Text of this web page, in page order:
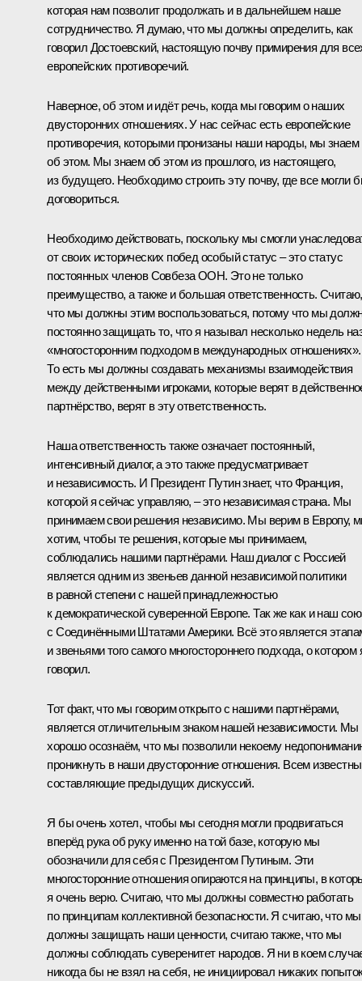
которая нам позволит продолжать и в дальнейшем наше
сотрудничество. Я думаю, что мы должны определить, как
говорил Достоевский, настоящую почву примирения для
европейских противоречий.
Наверное, об этом и идёт речь, когда мы говорим о наших
двусторонних отношениях. У нас сейчас есть европейские
противоречия, которыми пронизаны наши народы, мы знаем
об этом. Мы знаем об этом из прошлого, из настоящего,
из будущего. Необходимо строить эту почву, где все могли
договориться.
Необходимо действовать, поскольку мы смогли
от своих исторических побед особый статус – это статус
постоянных членов Совбеза ООН. Это не только
преимущество, а также и большая ответственность. Считаю,
что мы должны этим воспользоваться, потому что мы
постоянно защищать то, что я называл несколько недель
«многосторонним подходом в международных отношениях».
То есть мы должны создавать механизмы взаимодействия
между действенными игроками, которые верят в
партнёрство, верят в эту ответственность.
Наша ответственность также означает постоянный,
интенсивный диалог, а это также предусматривает
и независимость. И Президент Путин знает, что Франция,
которой я сейчас управляю, – это независимая страна. Мы
принимаем свои решения независимо. Мы верим в Европу,
хотим, чтобы те решения, которые мы принимаем,
соблюдались нашими партнёрами. Наш диалог с Россией
является одним из звеньев данной независимой политики
в равной степени с нашей принадлежностью
к демократической суверенной Европе. Так же как и наш
с Соединёнными Штатами Америки. Всё это является
и звеньями того самого многостороннего подхода, о котором
говорил.
Тот факт, что мы говорим открыто с нашими партнёрами,
является отличительным знаком нашей независимости. Мы
хорошо осознаём, что мы позволили некоему
проникнуть в наши двусторонние отношения. Всем известны
составляющие предыдущих дискуссий.
Я бы очень хотел, чтобы мы сегодня могли продвигаться
вперёд рука об руку именно на той базе, которую мы
обозначили для себя с Президентом Путиным. Эти
многосторонние отношения опираются на принципы, в
я очень верю. Считаю, что мы должны совместно работать
по принципам коллективной безопасности. Я считаю, что мы
должны защищать наши ценности, считаю также, что мы
должны соблюдать суверенитет народов. Я ни в коем
никогда бы не взял на себя, не инициировал никаких